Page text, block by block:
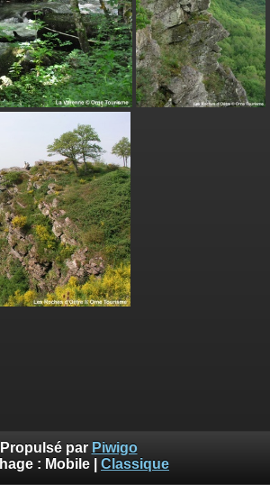
Propulsé par Piwigo
: Mobile Classique